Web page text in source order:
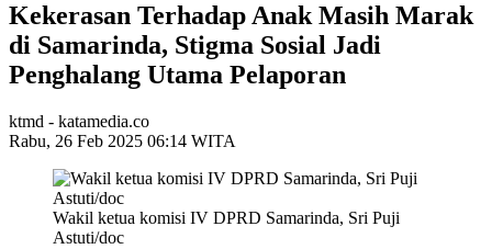
Kekerasan Terhadap Anak Masih Marak
di Samarinda, Stigma Sosial Jadi
Penghalang Utama Pelaporan
ktmd - katamedia.co
Rabu, 26 Feb 2025 06:14 WITA
Wakil ketua komisi IV DPRD Samarinda, Sri Puji
Astuti/doc